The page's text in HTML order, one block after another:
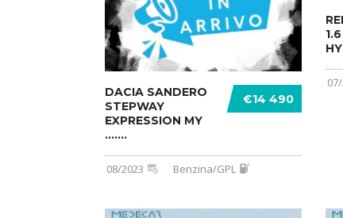
€14 490
DACIA SANDERO
STEPWAY
EXPRESSION MY
.......
08/2023 Benzina/GPL